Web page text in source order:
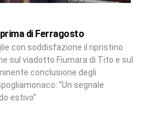
di Ferragosto
con soddisfazione il ripristino
sul viadotto Fiumara di Tito e sul
conclusione degli
“Un segnale
estivo”